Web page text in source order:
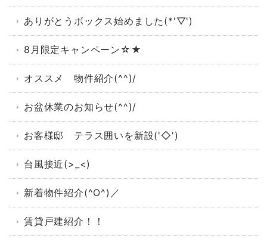
ありがとうボックス始めました(*'▽')
8月限定キャンペーン☆★
オススメ 物件紹介(^^)/
お盆休業のお知らせ(^^)/
お客様邸 テラス囲いを新設('◇')ゞ
台風接近(>_<)
新着物件紹介(^O^)／
賃貸戸建紹介！！